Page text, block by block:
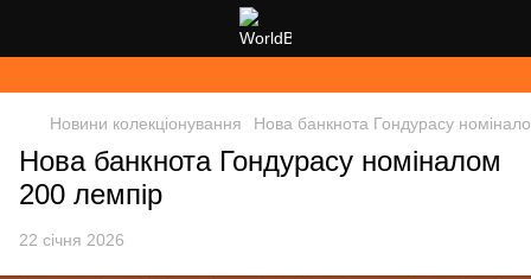
Новини колекціонування Нова банкнота Гондурасу
Нова банкнота Гондурасу номіналом
200 лемпір
22 січня 2026